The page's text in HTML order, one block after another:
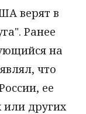
верят в
Ранее
на
что
ее
или других